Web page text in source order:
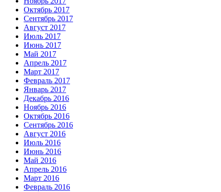
Октябрь 2017
Сентябрь 2017
Август 2017
Июль 2017
Июнь 2017
Май 2017
Апрель 2017
Март 2017
Февраль 2017
Январь 2017
Декабрь 2016
Ноябрь 2016
Октябрь 2016
Сентябрь 2016
Август 2016
Июль 2016
Июнь 2016
Май 2016
Апрель 2016
Март 2016
Февраль 2016